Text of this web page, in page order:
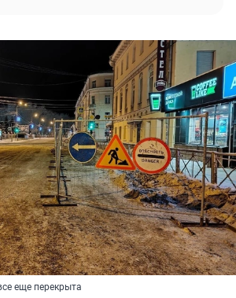
еще перекрыта